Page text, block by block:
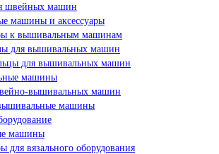
швейных машин
машины и аксессуары
к вышивальным машинам
для вышивальных машин
для вышивальных машин
машины
вышивальных машин
машины
машины
для вязального оборудования